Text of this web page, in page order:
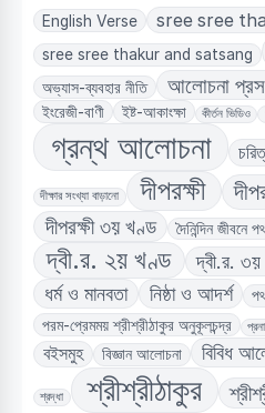
English Verse sree sree
sree sree thakur and satsang
অভ্যাস-ব্যবহার নীতি আলোচনা
ইংরেজী-বাণী
ইষ্ট-আকাংক্ষা কীর্তন ভিডিও
গ্রন্থ আলোচনা
দীক্ষার সংখ্যা বাড়ানো দীপরক্ষী
দীপরক্ষী ৩য় খণ্ড দৈনিন্দিন জীবনে
দ্বী.র. ২য় খণ্ড দ্বী.র.
ধর্ম ও মানবতা নিষ্ঠা ও আদর্শ
পরম-প্রেমময় শ্রীশ্রীঠাকুর অনুকূলচন্দ্র
বইসমুহ বিজ্ঞান আলোচনা বিবিধ
শ্রদ্ধা শ্রীশ্রীঠাকুর